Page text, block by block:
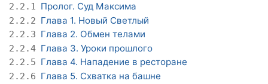
2.2.1 Пролог. Суд Максима
2.2.2 Глава 1. Новый Светлый
2.2.3 Глава 2. Обмен телами
2.2.4 Глава 3. Уроки прошлого
2.2.5 Глава 4. Нападение в ресторане
2.2.6 Глава 5. Схватка на башне